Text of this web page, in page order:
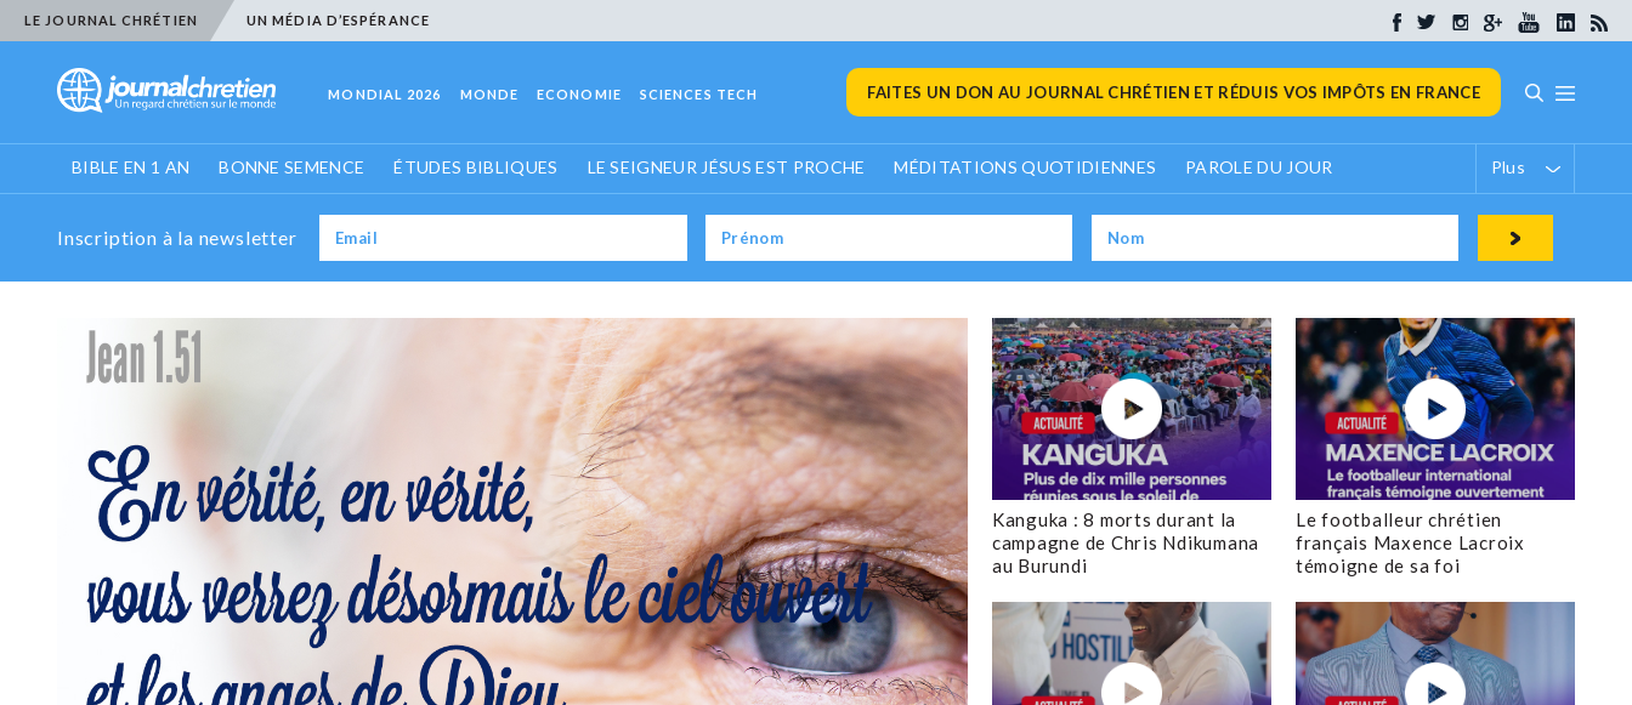
LE JOURNAL CHRÉTIEN UN MÉDIA D’ESPÉRANCE
MONDIAL 2026 MONDE ECONOMIE SCIENCES TECH FAITES UN DON AU JOURNAL CHRÉTIEN ET RÉDUIS VOS IMPÔTS EN FRANCE
BIBLE EN 1 AN BONNE SEMENCE ÉTUDES BIBLIQUES LE SEIGNEUR JÉSUS EST PROCHE MÉDITATIONS QUOTIDIENNES PAROLE DU JOUR Plus
Inscription à la newsletter
Kanguka : 8 morts durant la
campagne de Chris Ndikumana
au Burundi
Le footballeur chrétien
français Maxence Lacroix
témoigne de sa foi